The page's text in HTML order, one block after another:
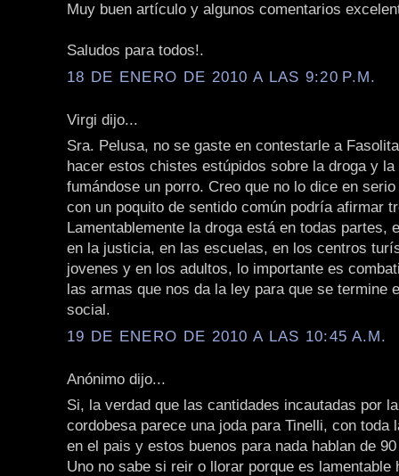
Muy buen artículo y algunos comentarios
Saludos para todos!.
18 DE ENERO DE 2010 A LAS 9:20 P.M.
Virgi dijo...
Sra. Pelusa, no se gaste en contestarle a
hacer estos chistes estúpidos sobre la droga y
fumándose un porro. Creo que no lo dice en
con un poquito de sentido común podría afirmar
Lamentablemente la droga está en todas partes,
en la justicia, en las escuelas, en los centros
jovenes y en los adultos, lo importante es
las armas que nos da la ley para que se termine
social.
19 DE ENERO DE 2010 A LAS 10:45 A.M.
Anónimo dijo...
Si, la verdad que las cantidades incautadas por
cordobesa parece una joda para Tinelli, con toda
en el pais y estos buenos para nada hablan de
Uno no sabe si reir o llorar porque es lamentable